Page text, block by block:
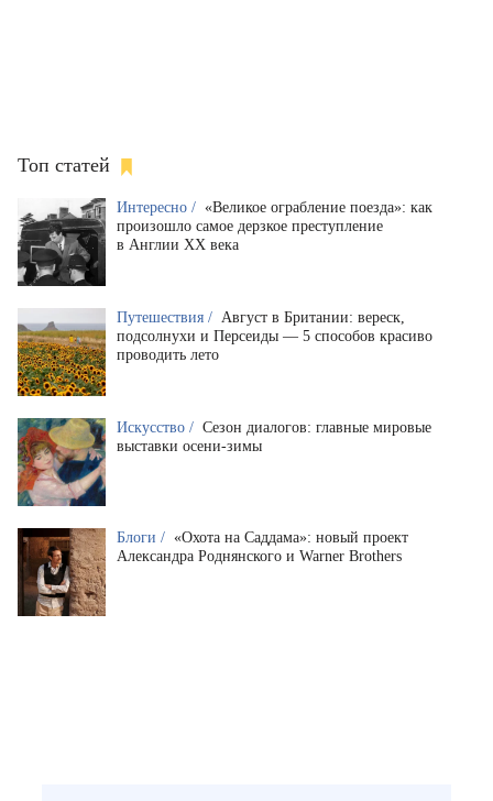
Топ статей
Интересно / «Великое ограбление поезда»: как
произошло самое дерзкое преступление
в Англии XX века
Путешествия / Август в Британии: вереск,
подсолнухи и Персеиды — 5 способов красиво
проводить лето
Искусство / Сезон диалогов: главные мировые
выставки осени-зимы
Блоги / «Охота на Саддама»: новый проект
Александра Роднянского и Warner Brothers